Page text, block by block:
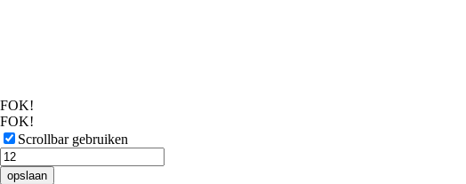
FOK!
FOK!
Scrollbar gebruiken
opslaan